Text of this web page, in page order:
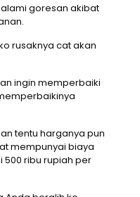
goresan akibat
rusaknya cat akan
ingin memperbaiki
tentu harganya pun
mempunyai biaya
500 ribu rupiah per